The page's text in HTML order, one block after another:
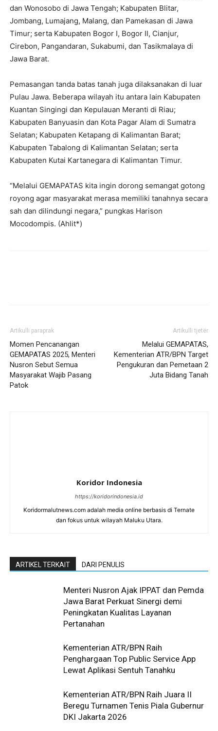
dan Wonosobo di Jawa Tengah; Kabupaten Blitar,
Jombang, Lumajang, Malang, dan Pamekasan di Jawa
Timur; serta Kabupaten Bogor I, Bogor II, Cianjur,
Cirebon, Pangandaran, Sukabumi, dan Tasikmalaya di
Jawa Barat.
‎Pemasangan tanda batas tanah juga dilaksanakan di luar
Pulau Jawa. Beberapa wilayah itu antara lain Kabupaten
Kuantan Singingi dan Kepulauan Meranti di Riau;
Kabupaten Banyuasin dan Kota Pagar Alam di Sumatra
Selatan; Kabupaten Ketapang di Kalimantan Barat;
Kabupaten Tabalong di Kalimantan Selatan; serta
Kabupaten Kutai Kartanegara di Kalimantan Timur.
‎“Melalui GEMAPATAS kita ingin dorong semangat gotong
royong agar masyarakat merasa memiliki tanahnya secara
sah dan dilindungi negara,” pungkas Harison
Mocodompis. (Ahlit*)
Artikulli paraprak
Momen Pencanangan
GEMAPATAS 2025, Menteri
Nusron Sebut Semua
Masyarakat Wajib Pasang
Patok
Artikulli tjetër
Melalui GEMAPATAS,
Kementerian ATR/BPN Target
Pengukuran dan Pemetaan 2
Juta Bidang Tanah
Koridor Indonesia
https://koridorindonesia.id
Koridormalutnews.com adalah media online berbasis di Ternate
dan fokus untuk wilayah Maluku Utara.
ARTIKEL TERKAIT DARI PENULIS
Menteri Nusron Ajak IPPAT dan Pemda
Jawa Barat Perkuat Sinergi demi
Peningkatan Kualitas Layanan
Pertanahan
Kementerian ATR/BPN Raih
Penghargaan Top Public Service App
Lewat Aplikasi Sentuh Tanahku
Kementerian ATR/BPN Raih Juara II
Beregu Turnamen Tenis Piala Gubernur
DKI Jakarta 2026